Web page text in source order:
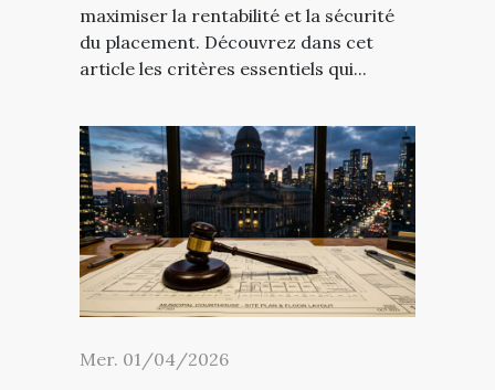
maximiser la rentabilité et la sécurité
du placement. Découvrez dans cet
article les critères essentiels qui...
Mer. 01/04/2026